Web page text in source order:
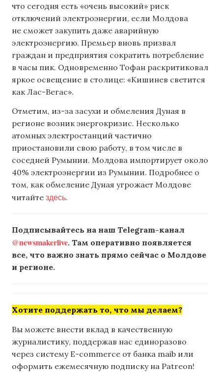
что сегодня есть «очень высокий» риск
отключений электроэнергии, если Молдова
не сможет закупить даже аварийную
электроэнергию. Премьер вновь призвал
граждан и предприятия сократить потребление
в часы пик. Одновременно Тофан раскритиковал
яркое освещение в столице: «Кишинев светится
как Лас-Вегас».
Отметим, из-за засухи и обмеления Дуная в
регионе возник энергокризис. Несколько
атомных электростанций частично
приостановили свою работу, в том числе в
соседней Румынии. Молдова импортирует около
40% электроэнергии из Румынии. Подробнее о
том, как обмеление Дуная угрожает Молдове
читайте здесь.
Подписывайтесь на наш Telegram-канал
@newsmakerlive. Там оперативно появляется
все, что важно знать прямо сейчас о Молдове
и регионе.
Хотите поддержать то, что мы делаем?
Вы можете внести вклад в качественную
журналистику, поддержав нас единоразово
через систему E-commerce от банка maib или
оформить ежемесячную подписку на Patreon!